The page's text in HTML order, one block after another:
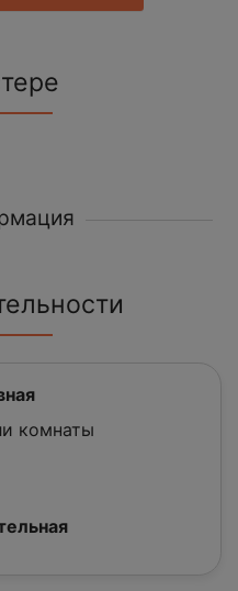
комнаты